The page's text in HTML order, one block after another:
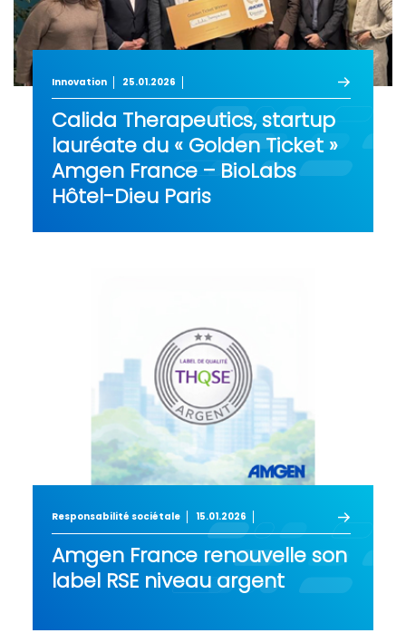
Innovation 25.01.2026
Calida Therapeutics, startup
lauréate du « Golden Ticket »
Amgen France – BioLabs
Hôtel-Dieu Paris
Responsabilité sociétale 15.01.2026
Amgen France renouvelle son
label RSE niveau argent